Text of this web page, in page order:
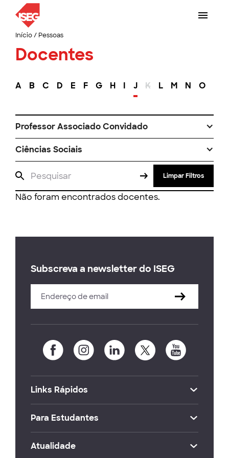
Início/ Pessoas
Docentes
A B C D E F G H I J K L M N O
Professor Associado Convidado
Ciências Sociais
Limpar Filtros
Não foram encontrados docentes.
Subscreva a newsletter do ISEG
Links Rápidos
Para Estudantes
Atualidade